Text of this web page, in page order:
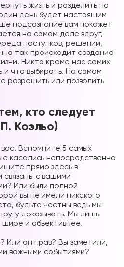
жизнь и разделить на
день будет настоящим
подсознание вам покажет
на самом деле вдруг,
поступков, решений,
так происходит создание
Никто кроме нас самих
что выбирать. На самом
разрешить или позволить
кто следует
Коэльо)
Вспомните 5 самых
касались непосредственно
прямо здесь в
связаны с вашими
Или были полной
вы не имели никакого
будьте честны ведь мы
доказывать. Мы лишь
и объективнее.
Или он прав? Вы заметили,
важными событиями?